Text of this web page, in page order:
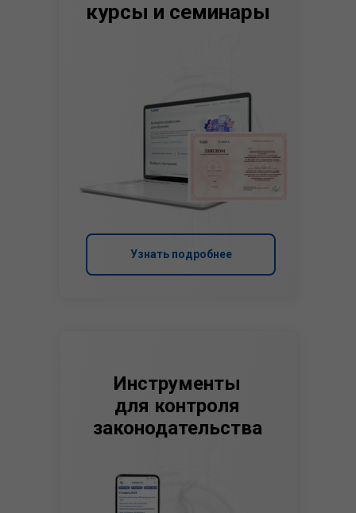
Инструменты
для контроля
законодательства
Узнать подробнее
курсы и семинары